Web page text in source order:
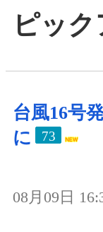
ピッ
台風16号
に
73
08月09日